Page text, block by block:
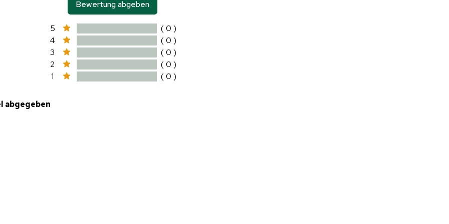
Bewertung abgeben
5
( 0 )
4
( 0 )
3
( 0 )
2
( 0 )
1
( 0 )
abgegeben